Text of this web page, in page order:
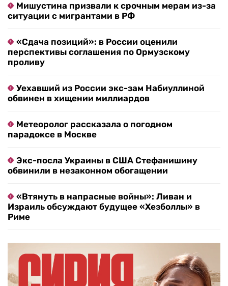
Мишустина призвали к срочным мерам из-за
ситуации с мигрантами в РФ
«Сдача позиций»: в России оценили
перспективы соглашения по Ормузскому
проливу
Уехавший из России экс-зам Набиуллиной
обвинен в хищении миллиардов
Метеоролог рассказала о погодном
парадоксе в Москве
Экс-посла Украины в США Стефанишину
обвинили в незаконном обогащении
«Втянуть в напрасные войны»: Ливан и
Израиль обсуждают будущее «Хезболлы» в
Риме